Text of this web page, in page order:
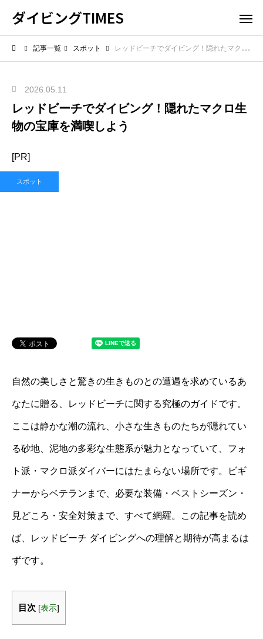
ダイビングTIMES
記事一覧 スポット レッドビーチでダイビング！隠れたマクロ生物の宝庫を満喫しよう
2026.05.11
レッドビーチでダイビング！隠れたマクロ生
物の宝庫を満喫しよう
[PR]
スポット
自然の美しさと驚きの生きものとの遭遇を求めているあ
なたに贈る、レッドビーチに関する究極のガイドです。
ここは静かな潮の流れ、小さな生きものたちが隠れてい
る砂地、泥地の多彩な生態系が魅力となっていて、フォ
ト派・マクロ派ダイバーにはたまらない場所です。ビギ
ナーからベテランまで、必要な装備・ベストシーズン・
見どころ・安全対策まで、すべて網羅。この記事を読め
ば、レッドビーチ ダイビングへの理解と期待が高まるは
ずです。
目次 [表示]